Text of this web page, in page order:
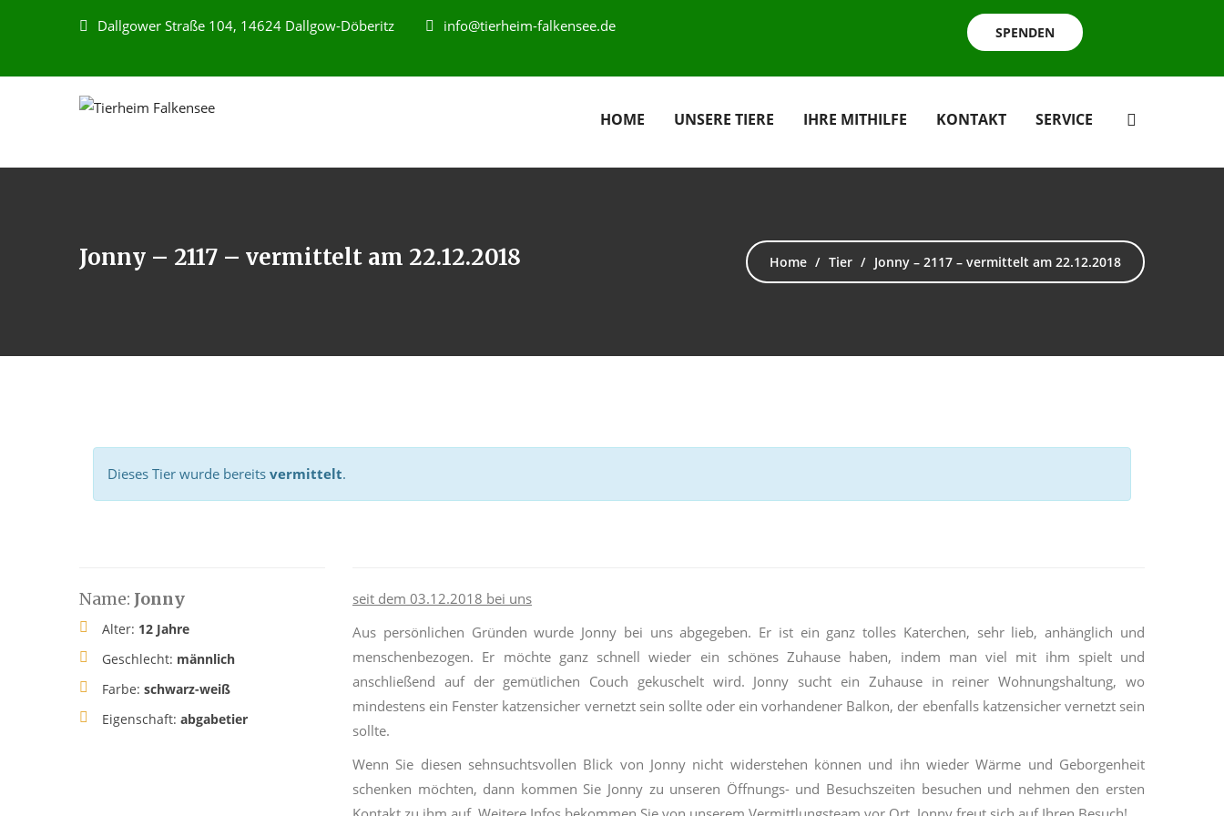
Dallgower Straße 104, 14624 Dallgow-Döberitz info@tierheim-falkensee.de SPENDEN
HOME UNSERE TIERE IHRE MITHILFE KONTAKT SERVICE
Jonny – 2117 – vermittelt am 22.12.2018 Home Tier Jonny – 2117 – vermittelt am 22.12.2018
Dieses Tier wurde bereits vermittelt.
Name: Jonny
Alter: 12 Jahre
Geschlecht: männlich
Farbe: schwarz-weiß
Eigenschaft: abgabetier
seit dem 03.12.2018 bei uns
Aus persönlichen Gründen wurde Jonny bei uns abgegeben. Er ist ein ganz tolles Katerchen, sehr lieb, anhänglich und
menschenbezogen. Er möchte ganz schnell wieder ein schönes Zuhause haben, indem man viel mit ihm spielt und
anschließend auf der gemütlichen Couch gekuschelt wird. Jonny sucht ein Zuhause in reiner Wohnungshaltung, wo
mindestens ein Fenster katzensicher vernetzt sein sollte oder ein vorhandener Balkon, der ebenfalls katzensicher vernetzt sein
sollte.
Wenn Sie diesen sehnsuchtsvollen Blick von Jonny nicht widerstehen können und ihn wieder Wärme und Geborgenheit
schenken möchten, dann kommen Sie Jonny zu unseren Öffnungs- und Besuchszeiten besuchen und nehmen den ersten